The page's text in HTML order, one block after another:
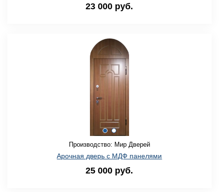
23 000 руб.
Производство: Мир Дверей
Арочная дверь с МДФ панелями
25 000 руб.